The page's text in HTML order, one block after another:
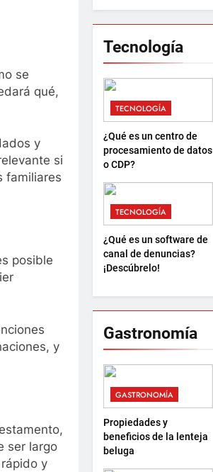
se
qué,
y
si
familiares
posible
y
ser largo
y
Tecnología
TECNOLOGÍA
¿Qué es un centro de
procesamiento de datos
o CDP?
TECNOLOGÍA
¿Qué es un software de
canal de denuncias?
¡Descúbrelo!
Gastronomía
GASTRONOMÍA
Propiedades y
beneficios de la lenteja
beluga